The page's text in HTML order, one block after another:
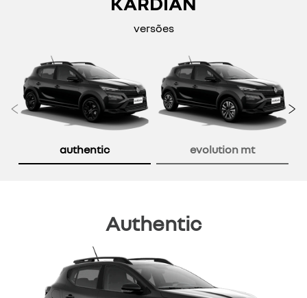
versões
authentic evolution mt
Anterior
Authentic